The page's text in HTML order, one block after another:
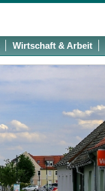
Wirtschaft & Arbeit